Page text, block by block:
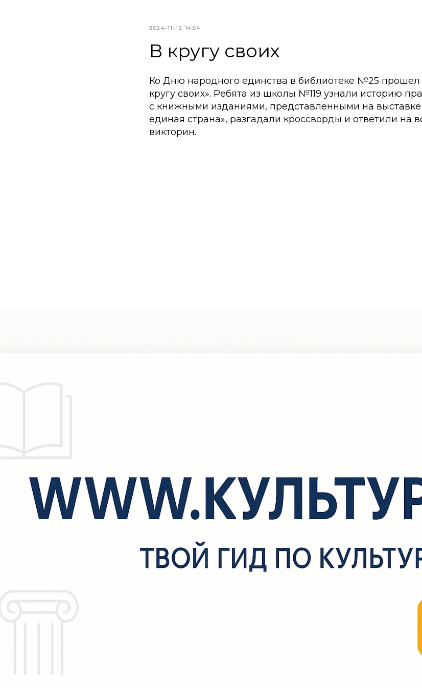
2024-11-12 14:54
В кругу своих
Ко Дню народного единства в библиотеке №25 прошел
кругу своих». Ребята из школы №119 узнали историю
с книжными изданиями, представленными на выставке
единая страна», разгадали кроссворды и ответили на
викторин.